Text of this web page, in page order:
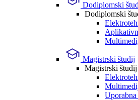
Dodiplomski
Dodiplomski
Magistrski študij
Magistrski študij
Uporabna